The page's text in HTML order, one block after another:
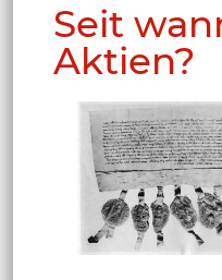
Seit
Aktien?